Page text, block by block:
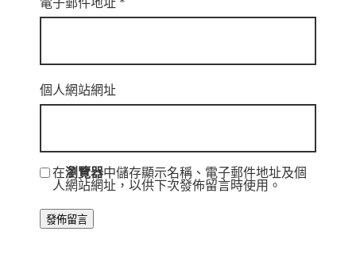
個人網站網址
在瀏覽器中儲存顯示名稱、電子郵件地址及個
人網站網址，以供下次發佈留言時使用。